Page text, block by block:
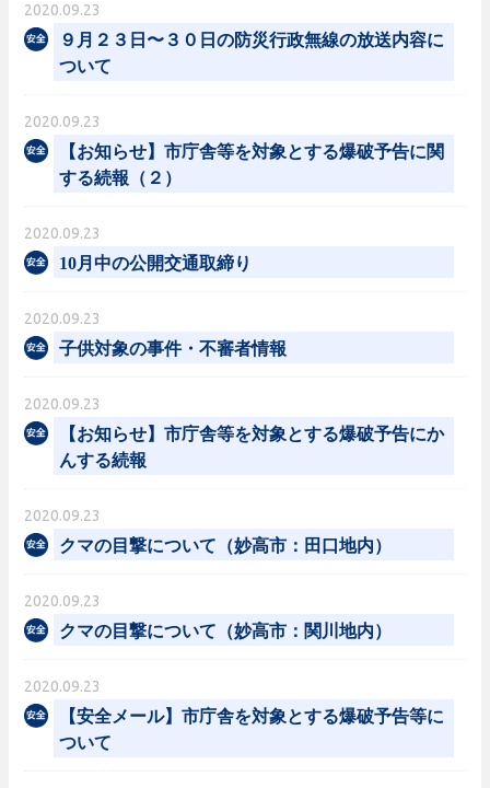
2020.09.23
９月２３日〜３０日の防災行政無線の放送内容に
ついて
2020.09.23
【お知らせ】市庁舎等を対象とする爆破予告に関
する続報（２）
2020.09.23
10月中の公開交通取締り
2020.09.23
子供対象の事件・不審者情報
2020.09.23
【お知らせ】市庁舎等を対象とする爆破予告にか
んする続報
2020.09.23
クマの目撃について（妙高市：田口地内）
2020.09.23
クマの目撃について（妙高市：関川地内）
2020.09.23
【安全メール】市庁舎を対象とする爆破予告等に
ついて